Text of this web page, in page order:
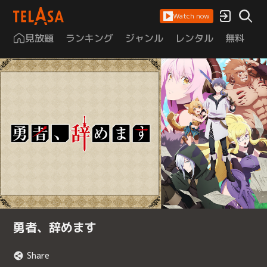
Watch now
見放題 ランキング ジャンル レンタル 無料
勇者、辞めます
Share